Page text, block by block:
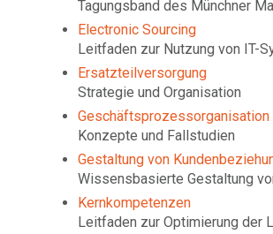
Tagungsband des Münchner
Electronic Sourcing
Leitfaden zur Nutzung von IT-
Ersatzteilversorgung
Strategie und Organisation
Geschäftsprozessorganisation
Konzepte und Fallstudien
Gestaltung von
Wissensbasierte Gestaltung
Kernkompetenzen
Leitfaden zur Optimierung der